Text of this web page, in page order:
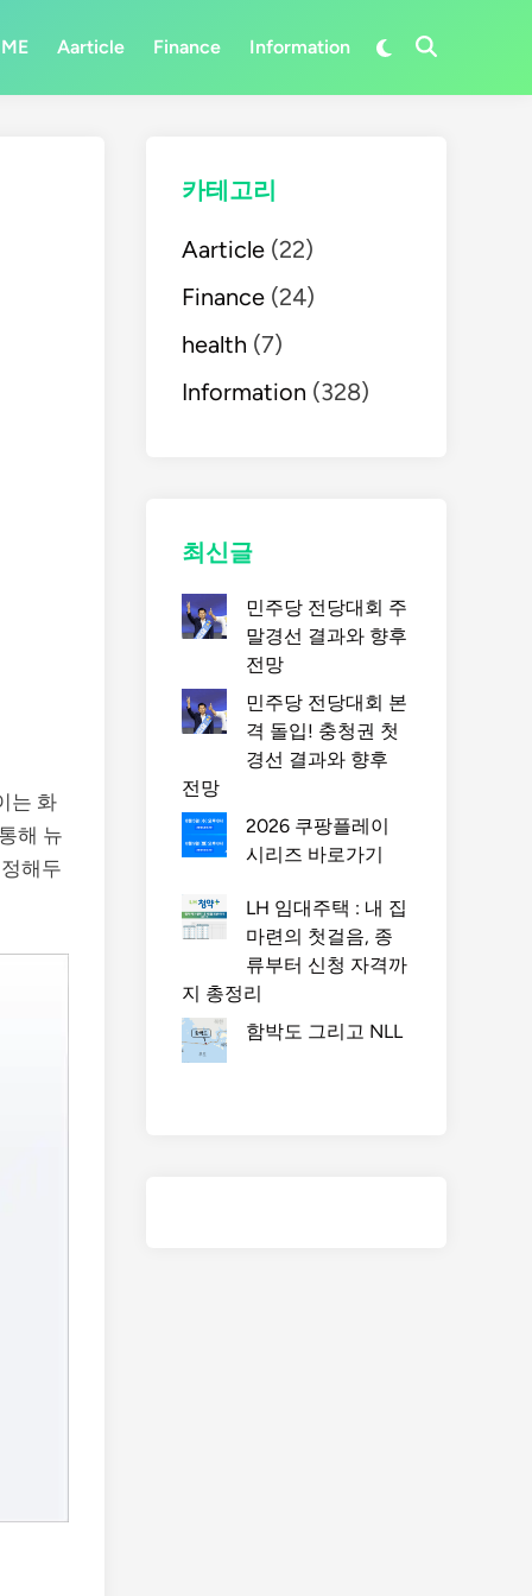
Aarticle Finance Information
Switch
Open
는 화
해 뉴
해두
카테고리
Aarticle (22)
Finance (24)
health (7)
Information (328)
최신글
민주당 전당대회 주
말경선 결과와 향후
전망
민주당 전당대회 본
격 돌입! 충청권 첫
경선 결과와 향후
전망
2026 쿠팡플레이
시리즈 바로가기
LH 임대주택 : 내 집
마련의 첫걸음, 종
류부터 신청 자격까
지 총정리
함박도 그리고 NLL